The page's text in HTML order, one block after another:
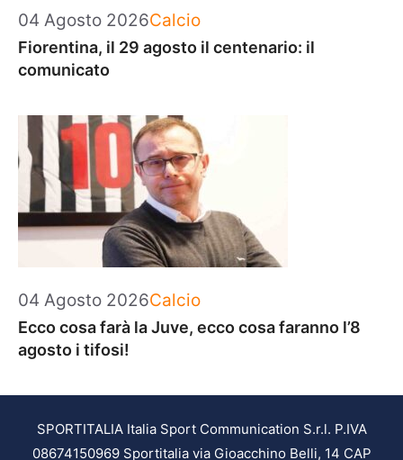
04 Agosto 2026Categorie
Calcio
Fiorentina, il 29 agosto il centenario: il
comunicato
04 Agosto 2026Categorie
Calcio
Ecco cosa farà la Juve, ecco cosa faranno l’8
agosto i tifosi!
SPORTITALIA Italia Sport Communication S.r.l. P.IVA
08674150969 Sportitalia via Gioacchino Belli, 14 CAP